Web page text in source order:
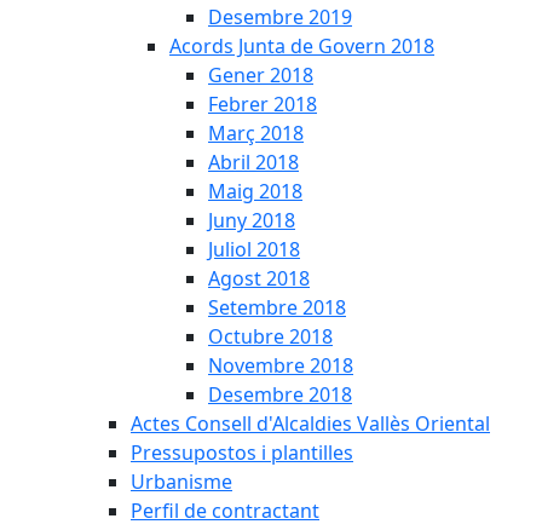
Desembre 2019
Acords Junta de Govern 2018
Gener 2018
Febrer 2018
Març 2018
Abril 2018
Maig 2018
Juny 2018
Juliol 2018
Agost 2018
Setembre 2018
Octubre 2018
Novembre 2018
Desembre 2018
Actes Consell d'Alcaldies Vallès Oriental
Pressupostos i plantilles
Urbanisme
Perfil de contractant